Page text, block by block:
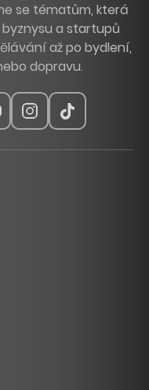
se tématům, která
a startupů
až po bydlení,
dopravu.